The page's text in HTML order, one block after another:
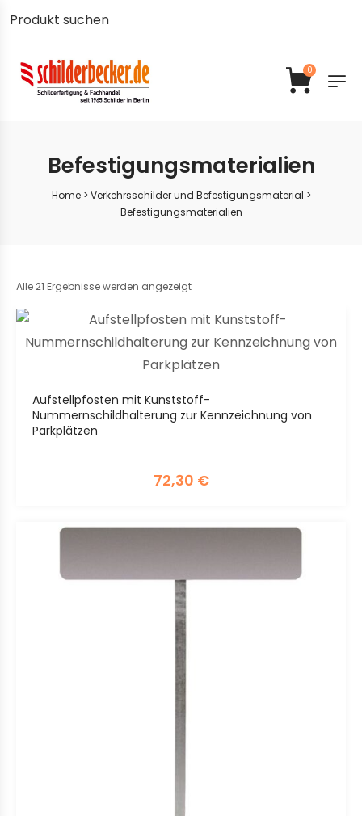
0
Befestigungsmaterialien
Home> Verkehrsschilder und Befestigungsmaterial >
Befestigungsmaterialien
Alle 21 Ergebnisse werden angezeigt
Aufstellpfosten mit Kunststoff-
Nummernschildhalterung zur Kennzeichnung von
Parkplätzen
72,30 €